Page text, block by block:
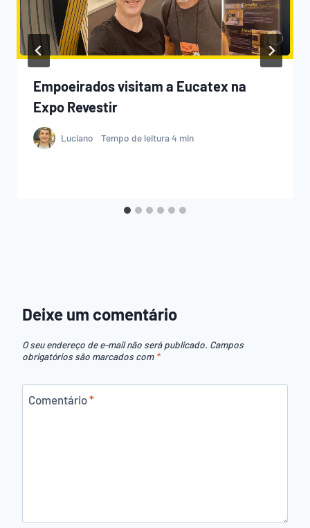
Empoeirados visitam a Eucatex na
Expo Revestir
Luciano Tempo de leitura4 min
Deixe um comentário
O seu endereço de e-mail não será publicado. Campos
obrigatórios são marcados com *
Comentário*